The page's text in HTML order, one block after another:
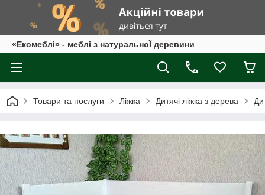
«Екомеблі» - меблі з натуральноЇ деревини
Товари та послуги Ліжка Дитячі ліжка з дерева